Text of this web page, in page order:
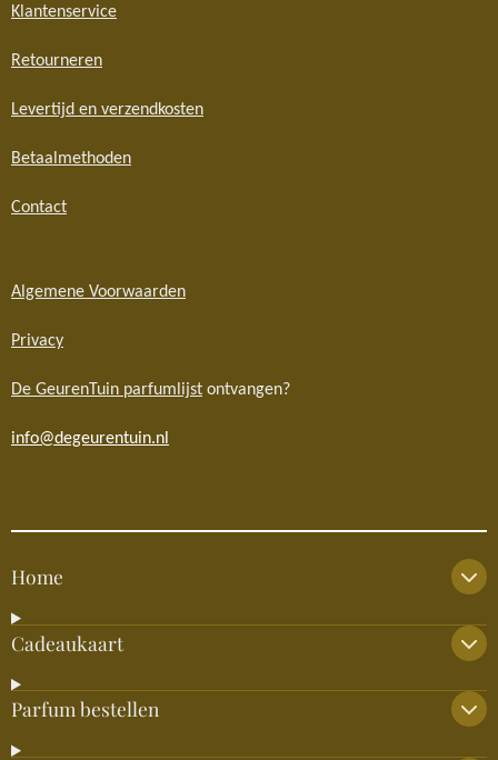
Klantenservice
Retourneren
Levertijd en verzendkosten
Betaalmethoden
Contact
Algemene Voorwaarden
Privacy
De GeurenTuin parfumlijst ontvangen?
info@degeurentuin.nl
Home
Cadeaukaart
Parfum bestellen